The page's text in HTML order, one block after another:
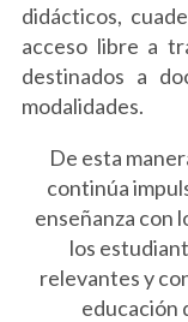
didácticos,
acceso libre a
destinados a
modalidades.
De esta
continúa
enseñanza con
los
relevantes y
educación